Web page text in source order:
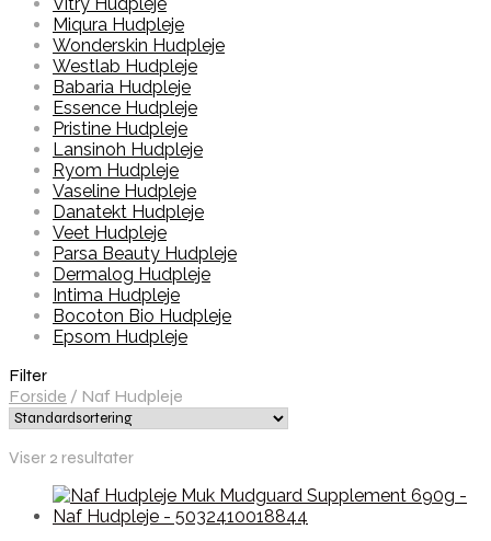
Miqura Hudpleje
Wonderskin Hudpleje
Westlab Hudpleje
Babaria Hudpleje
Essence Hudpleje
Pristine Hudpleje
Lansinoh Hudpleje
Ryom Hudpleje
Vaseline Hudpleje
Danatekt Hudpleje
Veet Hudpleje
Parsa Beauty Hudpleje
Dermalog Hudpleje
Intima Hudpleje
Bocoton Bio Hudpleje
Epsom Hudpleje
Filter
Forside / Naf Hudpleje
Viser 2 resultater